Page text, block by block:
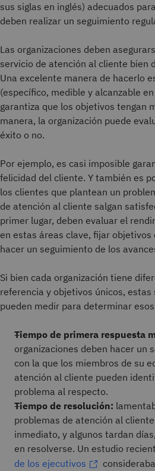
sus siglas en inglés) adecuados
deben realizar un seguimiento
Las organizaciones deben
servicio de atención al cliente bien
Una excelente manera de hacerlo
(específico, medible y alcanzable
garantiza que los objetivos tengan
manera, la organización puede
éxito o no.
Por ejemplo, es casi imposible
felicidad del cliente. Y también es
los clientes que plantean un
de atención al cliente salgan
primer lugar, deben evaluar el
en estas áreas clave, fijar
hacer un seguimiento de los
Si bien cada organización tiene
referencia y objetivos únicos,
pueden medir para determinar esos
Tiempo de primera respuesta
organizaciones deben hacer un
con la que los miembros de su
atención al cliente pueden
problema al respecto.
Tiempo de resolución:
problemas de atención al
inmediato, y algunos tardan
en resolverse. Un estudio
de los ejecutivos